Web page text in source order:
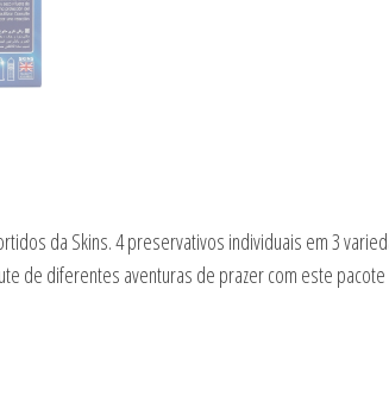
da Skins. 4 preservativos individuais em 3
de diferentes aventuras de prazer com este